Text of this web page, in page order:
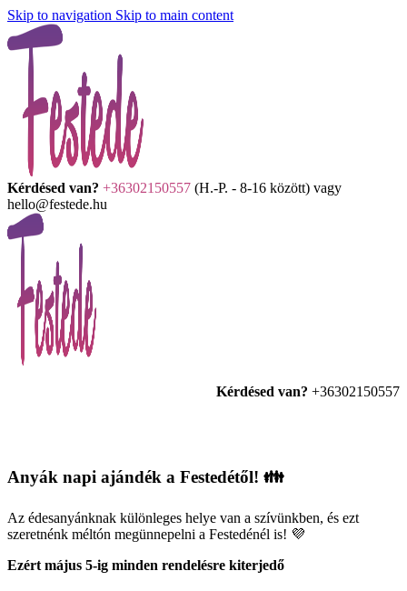
Skip to navigation Skip to main content
Kérdésed van? +36302150557 (H.-P. - 8-16 között) vagy
hello@festede.hu
Kérdésed van? +36302150557
Anyák napi ajándék a Festedétől! 👪
Az édesanyánknak különleges helye van a szívünkben, és ezt
szeretnénk méltón megünnepelni a Festedénél is! 💜
Ezért május 5-ig minden rendelésre kiterjedő